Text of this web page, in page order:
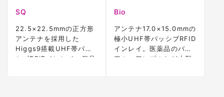
SQ
22.5×22.5mmの正方形
アンテナを採用した
Higgs9搭載UHF帯パッ
シブRFIDインレイ。個品
Bio
アンテナ17.0×15.0mmの
極小UHF帯パッシブRFID
インレイ。医薬品のバイ
アル・アンプルなど小型